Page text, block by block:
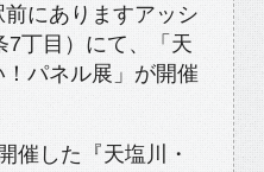
にありますアッシ
7丁目）にて、「天
パネル展」が開催
催した『天塩川・